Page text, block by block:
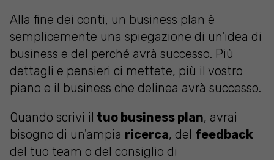
Alla fine dei conti, un business plan è
semplicemente una spiegazione di un'idea di
business e del perché avrà successo. Più
dettagli e pensieri ci mettete, più il vostro
piano e il business che delinea avrà successo.
Quando scrivi il tuo business plan, avrai
bisogno di un'ampia ricerca, del feedback
del tuo team o del consiglio di